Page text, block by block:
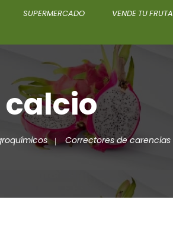
SUPERMERCADO VENDE TU FRUTA
calcio
Correctores de carencias